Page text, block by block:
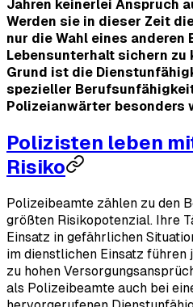
Jahren keinerlei Anspruch
Werden sie in dieser Zeit
nur die Wahl eines anderen
Lebensunterhalt sichern zu
Grund ist die
spezieller
Polizeianwärter besonders
Polizisten leben
Risiko
Polizeibeamte zählen zu den
größten Risikopotenzial. Ihre
Einsatz in gefährlichen
im dienstlichen Einsatz führen
zu hohen
als Polizeibeamte auch bei